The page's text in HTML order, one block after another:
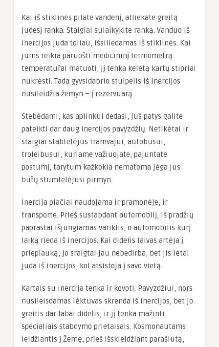
Kai iš stiklinės pilate vandenį, atliekate greitą
judesį ranka. Staigiai sulaikykite ranką. Vanduo iš
inercijos juda toliau, išsiliedamas iš stiklinės. Kai
jums reikia paruošti medicininį termometrą
temperatūrai matuoti, jį tenka keletą kartų stipriai
nukrėsti. Tada gyvsidabrio stulpelis iš inercijos
nusileidžia žemyn – į rezervuarą.
Stebėdami, kas aplinkui dedasi, jūs patys galite
pateikti dar daug inercijos pavyzdžių. Netikėtai ir
staigiai stabtelėjus tramvajui, autobusui,
troleibusui, kuriame važiuojate, pajuntate
postūmį, tarytum kažkokia nematoma jėga jus
būtų stumtelėjusi pirmyn.
Inercija plačiai naudojama ir pramonėje, ir
transporte. Prieš sustabdant automobilį, iš pradžių
paprastai išjungiamas variklis, o automobilis kurį
laiką rieda iš inercijos. Kai didelis laivas artėja į
prieplauką, jo sraigtai jau nebedirba, bet jis lėtai
juda iš inercijos, kol atsistoja į savo vietą.
Kartais su inercija tenka ir kovoti. Pavyzdžiui, nors
nusileisdamas lėktuvas skrenda iš inercijos, bet jo
greitis dar labai didelis, ir jį tenka mažinti
specialiais stabdymo prietaisais. Kosmonautams
leidžiantis į Žemę, prieš išskleidžiant parašiutą,